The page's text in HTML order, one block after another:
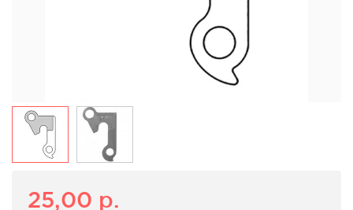
25,00 р.